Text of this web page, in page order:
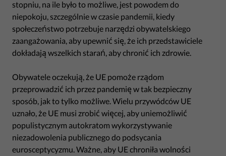
stopniu, na ile było to możliwe, jest powodem do
niepokoju, szczególnie w czasie pandemii, kiedy
społeczeństwo potrzebuje narzędzi obywatelskiego
zaangażowania, aby upewnić się, że ich przedstawiciele
dokładają wszelkich starań, aby chronić ich zdrowie.
Obywatele oczekują, że UE pomoże rządom
przeprowadzić ich przez pandemię w tak bezpieczny
sposób, jak to tylko możliwe. Wielu przywódców UE
uznało, że UE musi zrobić więcej, aby uniemożliwić
populistycznym autokratom wykorzystywanie
niezadowolenia publicznego do podsycania
eurosceptycyzmu. Ważne, aby UE chroniła wolności